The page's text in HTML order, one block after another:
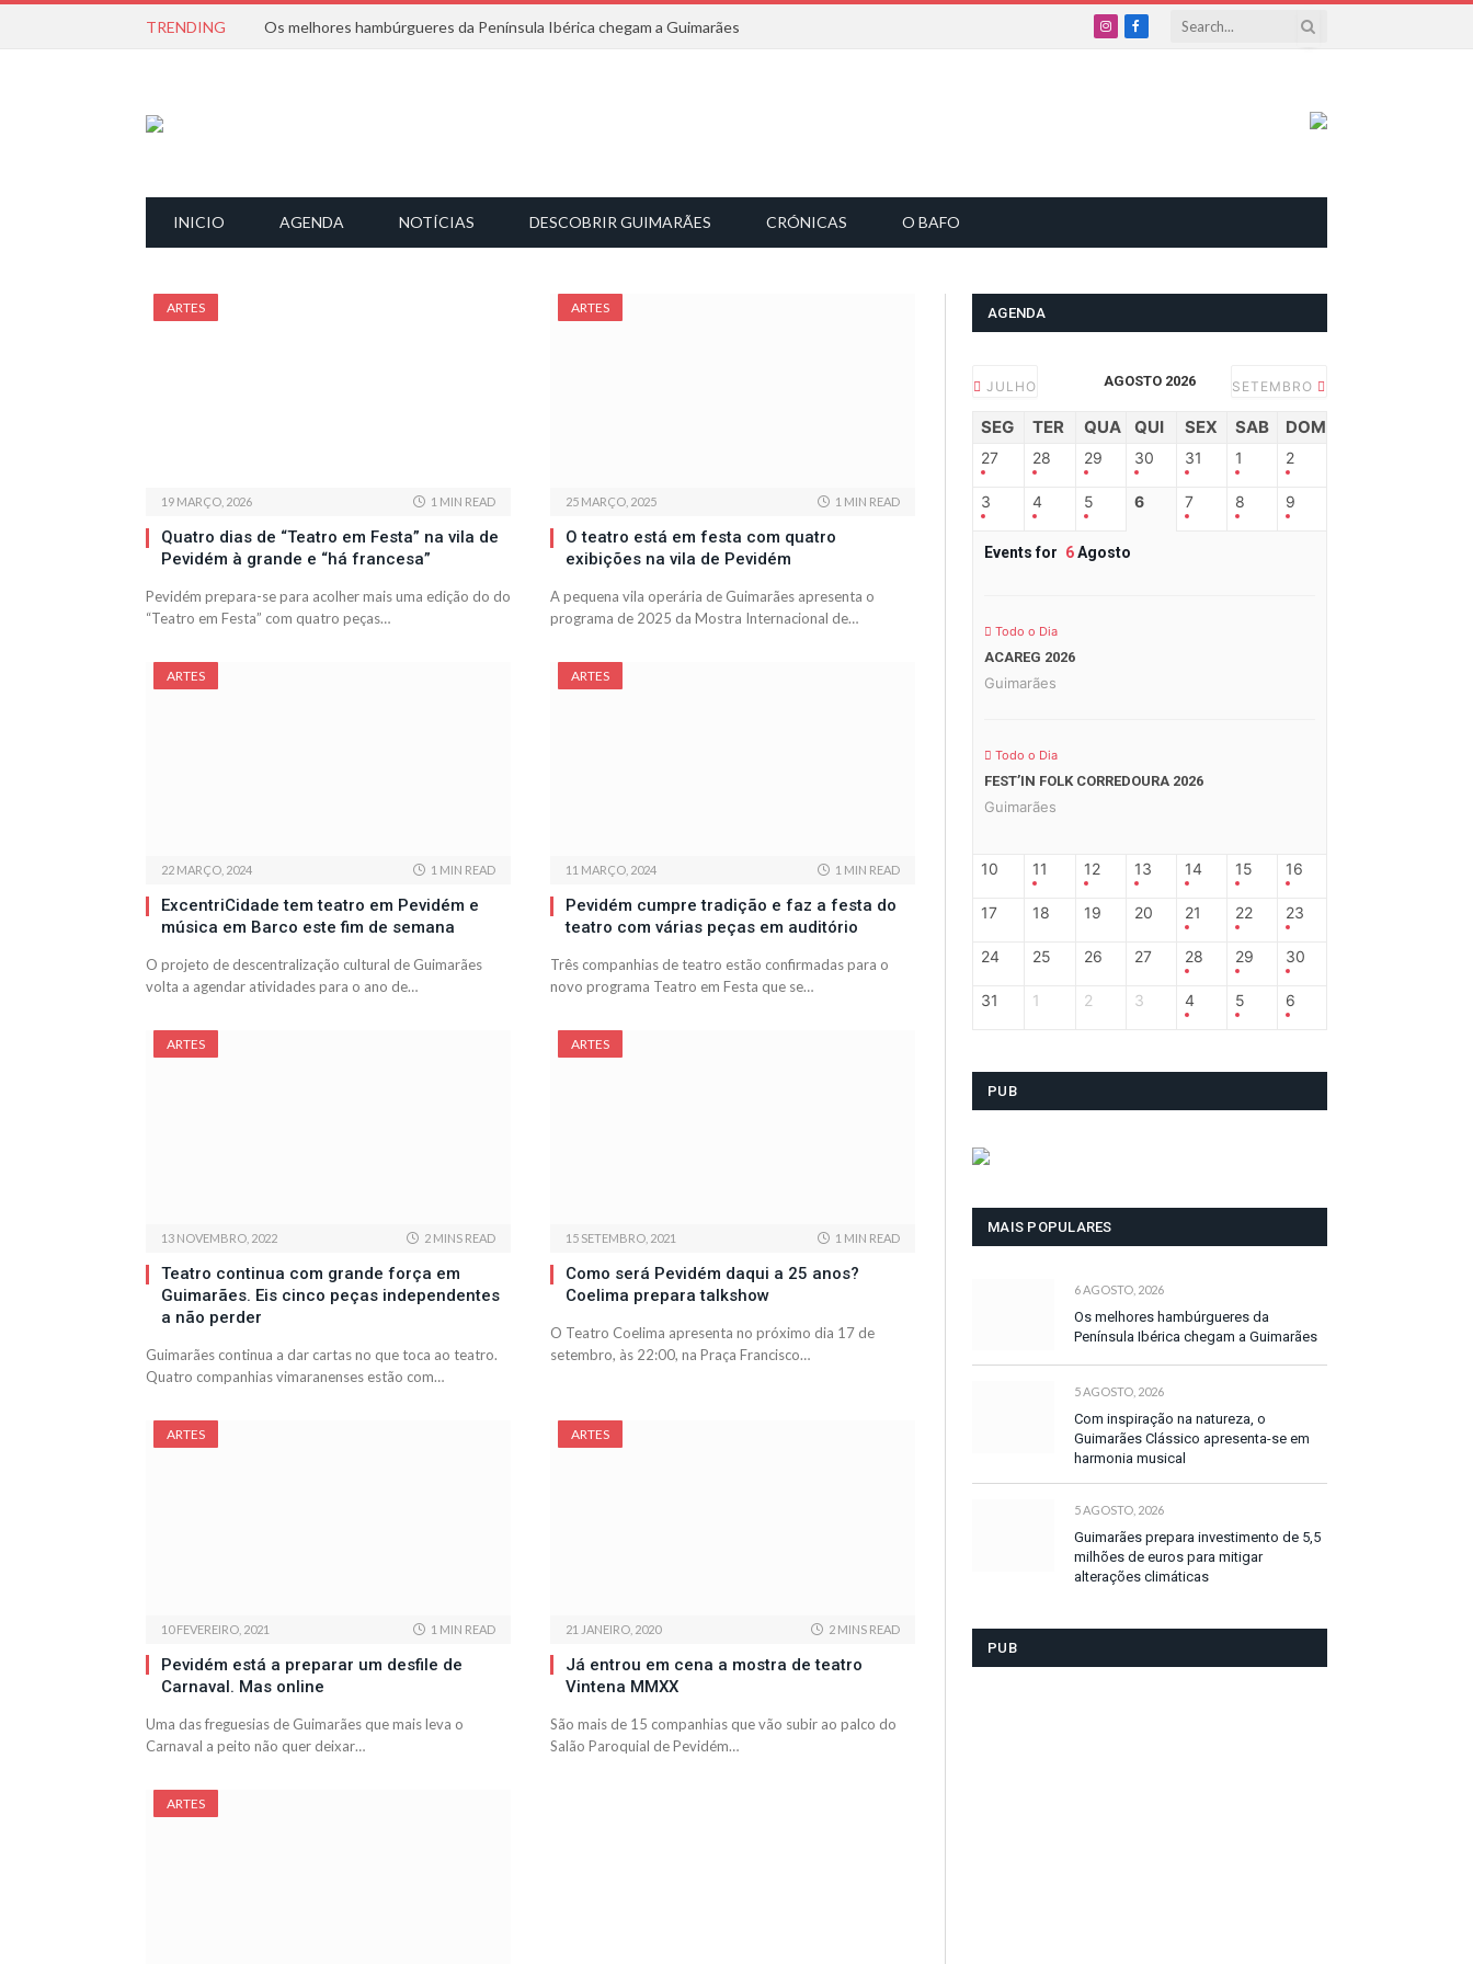
TRENDING Os melhores hambúrgueres da Península Ibérica chegam a Guimarães
InstagramFacebook
INICIO AGENDA NOTÍCIAS DESCOBRIR GUIMARÃES CRÓNICAS O BAFO
ARTES
19 MARÇO, 2026 1 MIN READ
Quatro dias de “Teatro em Festa” na vila de
Pevidém à grande e “há francesa”
Pevidém prepara-se para acolher mais uma edição do do
“Teatro em Festa” com quatro peças…
ARTES
25 MARÇO, 2025 1 MIN READ
O teatro está em festa com quatro
exibições na vila de Pevidém
A pequena vila operária de Guimarães apresenta o
programa de 2025 da Mostra Internacional de…
ARTES
22 MARÇO, 2024 1 MIN READ
ExcentriCidade tem teatro em Pevidém e
música em Barco este fim de semana
O projeto de descentralização cultural de Guimarães
volta a agendar atividades para o ano de…
ARTES
11 MARÇO, 2024 1 MIN READ
Pevidém cumpre tradição e faz a festa do
teatro com várias peças em auditório
Três companhias de teatro estão confirmadas para o
novo programa Teatro em Festa que se…
ARTES
13 NOVEMBRO, 2022 2 MINS READ
Teatro continua com grande força em
Guimarães. Eis cinco peças independentes
a não perder
Guimarães continua a dar cartas no que toca ao teatro.
Quatro companhias vimaranenses estão com…
ARTES
15 SETEMBRO, 2021 1 MIN READ
Como será Pevidém daqui a 25 anos?
Coelima prepara talkshow
O Teatro Coelima apresenta no próximo dia 17 de
setembro, às 22:00, na Praça Francisco…
ARTES
10 FEVEREIRO, 2021 1 MIN READ
Pevidém está a preparar um desfile de
Carnaval. Mas online
Uma das freguesias de Guimarães que mais leva o
Carnaval a peito não quer deixar…
ARTES
21 JANEIRO, 2020 2 MINS READ
Já entrou em cena a mostra de teatro
Vintena MMXX
São mais de 15 companhias que vão subir ao palco do
Salão Paroquial de Pevidém…
ARTES
AGENDA
JULHO AGOSTO 2026 SETEMBRO
SEG TER QUA QUI SEX SAB DOM
27 28 29 30 31 1 2
3 4 5 6 7 8 9
Events for 6Agosto
Todo o Dia
ACAREG 2026
Guimarães
Todo o Dia
FEST’IN FOLK CORREDOURA 2026
Guimarães
10 11 12 13 14 15 16
17 18 19 20 21 22 23
24 25 26 27 28 29 30
31 1 2 3 4 5 6
PUB
MAIS POPULARES
6 AGOSTO, 2026
Os melhores hambúrgueres da
Península Ibérica chegam a Guimarães
5 AGOSTO, 2026
Com inspiração na natureza, o
Guimarães Clássico apresenta-se em
harmonia musical
5 AGOSTO, 2026
Guimarães prepara investimento de 5,5
milhões de euros para mitigar
alterações climáticas
PUB